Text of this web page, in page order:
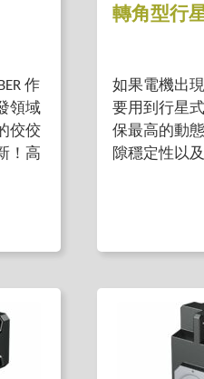
作
領域
佼佼
！高
轉角型行
如果電機出
要用到行星
保最高的動
隙穩定性以